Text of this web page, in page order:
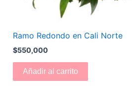
Ramo Redondo en Cali Norte
$550,000
Añadir al carrito